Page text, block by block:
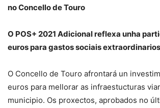
no Concello de Touro
O POS+ 2021 Adicional reflexa unha
euros para gastos sociais extraordinarios
O Concello de Touro afrontará un
euros para mellorar as infraestucturas
municipio. Os proxectos, aprobados no